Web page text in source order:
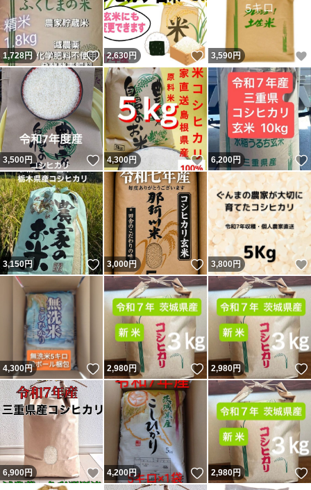
1,728円 いいね！
2,630円 いいね！
3,590円
3,500円 いいね！
4,300円 いいね！
6,200円
3,150円 いいね！
3,000円 いいね！
3,800円
4,300円 いいね！
2,980円 いいね！
2,980円
6,900円 いいね！
4,200円 いいね！
2,980円